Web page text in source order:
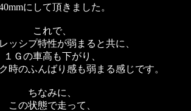
にして頂きました。
これで、
ッシプ特性が弱まると共に、
１Ｇの車高も下がり、
時のふんばり感も弱まる感じです。
ちなみに、
この状態で走って、